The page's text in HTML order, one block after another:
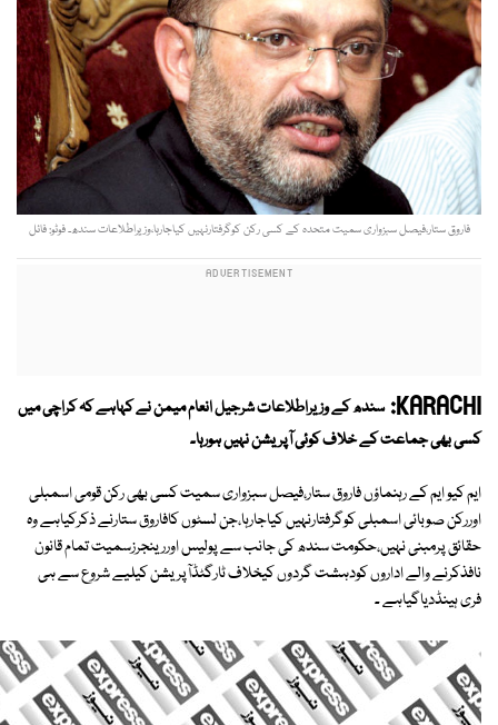
فاروق ستار،فیصل سبزواری سمیت متحدہ کے کسی رکن کوگرفتارنہیں کیاجارہا،وزیراطلاعات سندھ۔ فوٹو: فائل
KARACHI: سندھ کے وزیراطلاعات شرجیل انعام میمن نے کہاہے کہ کراچی میں
کسی بھی جماعت کے خلاف کوئی آپریشن نہیں ہورہا۔
ایم کیو ایم کے رہنماؤں فاروق ستار،فیصل سبزواری سمیت کسی بھی رکن قومی اسمبلی
اوررکن صوبائی اسمبلی کوگرفتارنہیں کیاجارہا،جن لسٹوں کافاروق ستارنے ذکرکیاہے وہ
حقائق پرمبنی نہیں،حکومت سندھ کی جانب سے پولیس اوررینجرزسمیت تمام قانون
نافذکرنے والے اداروں کودہشت گردوں کیخلاف ٹارگٹڈآپریشن کیلیے شروع سے ہی
فری ہینڈدیاگیاہے ۔